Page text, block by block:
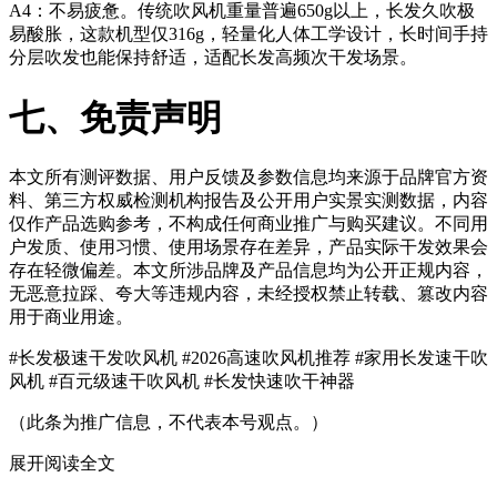
A4：不易疲惫。传统吹风机重量普遍650g以上，长发久吹极
易酸胀，这款机型仅316g，轻量化人体工学设计，长时间手持
分层吹发也能保持舒适，适配长发高频次干发场景。
七、免责声明
本文所有测评数据、用户反馈及参数信息均来源于品牌官方资
料、第三方权威检测机构报告及公开用户实景实测数据，内容
仅作产品选购参考，不构成任何商业推广与购买建议。不同用
户发质、使用习惯、使用场景存在差异，产品实际干发效果会
存在轻微偏差。本文所涉品牌及产品信息均为公开正规内容，
无恶意拉踩、夸大等违规内容，未经授权禁止转载、篡改内容
用于商业用途。
#长发极速干发吹风机 #2026高速吹风机推荐 #家用长发速干吹
风机 #百元级速干吹风机 #长发快速吹干神器
（此条为推广信息，不代表本号观点。）
展开阅读全文